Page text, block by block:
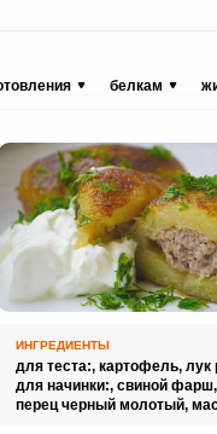
белкам
ИНГРЕДИЕНТЫ
для теста:, картофель, лук
для начинки:, свиной фарш,
перец черный молотый,